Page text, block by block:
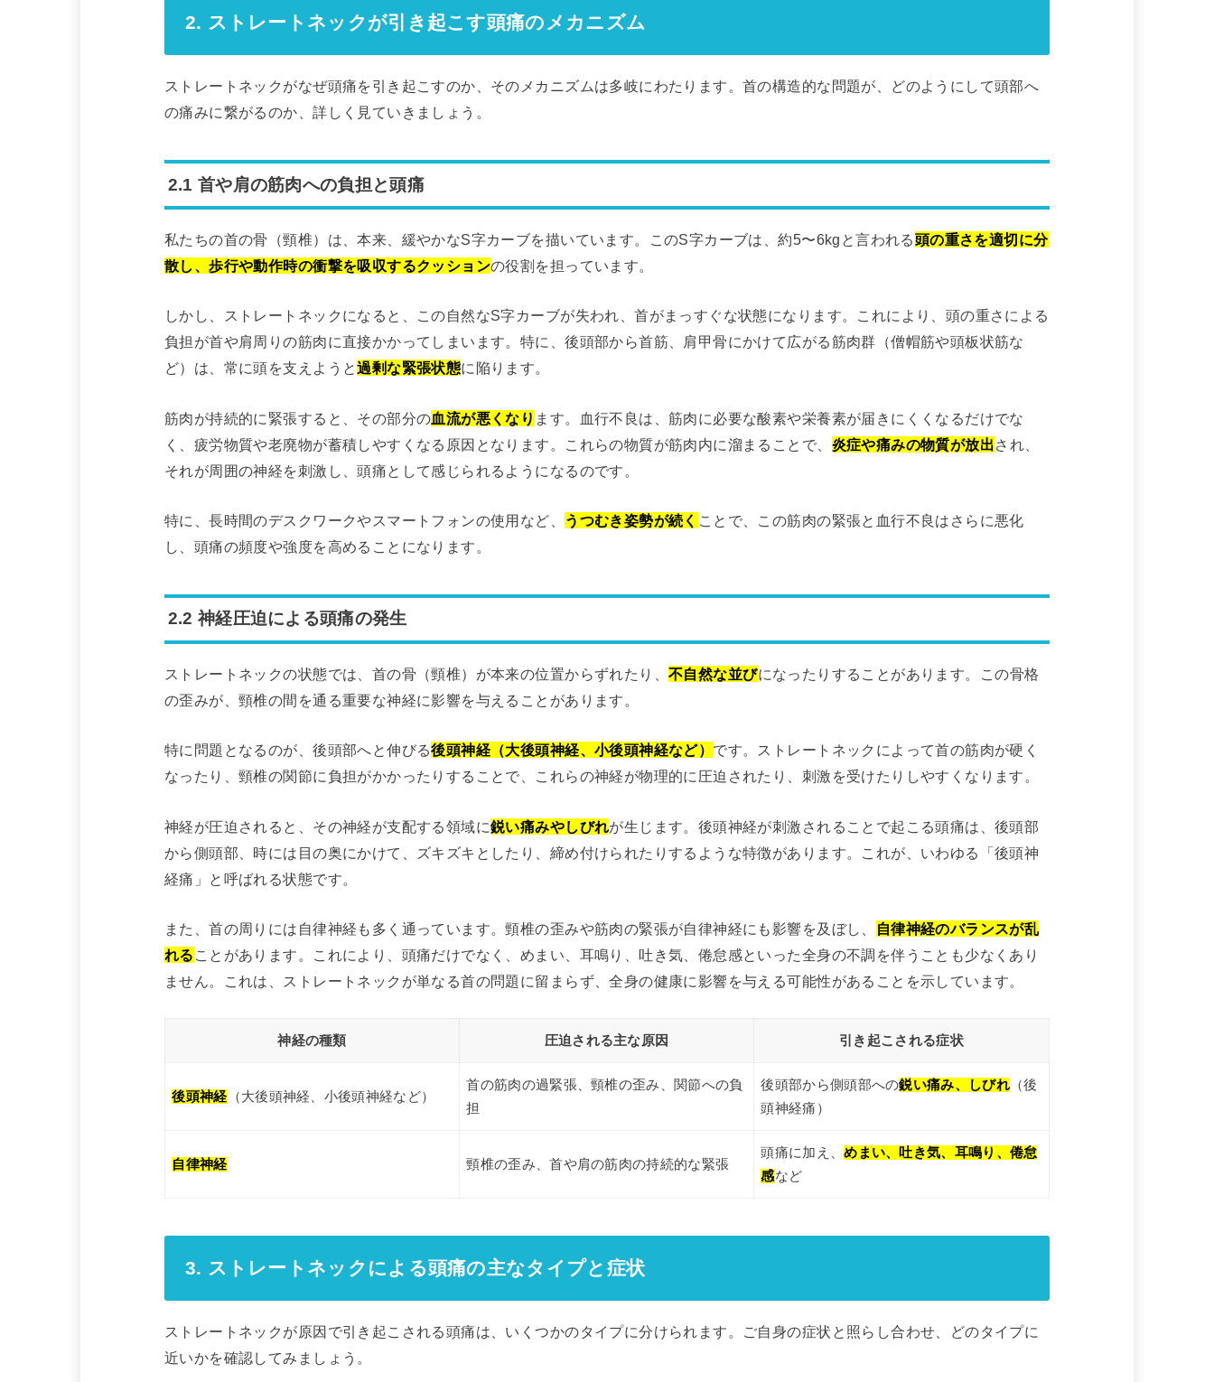
2. ストレートネックが引き起こす頭痛のメカニズム
ストレートネックがなぜ頭痛を引き起こすのか、そのメカニズムは多岐にわたります。首の構造的な問題が、どのようにして頭部へ
の痛みに繋がるのか、詳しく見ていきましょう。
2.1 首や肩の筋肉への負担と頭痛
私たちの首の骨（頸椎）は、本来、緩やかなS字カーブを描いています。このS字カーブは、約5〜6kgと言われる頭の重さを適切に分
散し、歩行や動作時の衝撃を吸収するクッションの役割を担っています。
しかし、ストレートネックになると、この自然なS字カーブが失われ、首がまっすぐな状態になります。これにより、頭の重さによる
負担が首や肩周りの筋肉に直接かかってしまいます。特に、後頭部から首筋、肩甲骨にかけて広がる筋肉群（僧帽筋や頭板状筋な
ど）は、常に頭を支えようと過剰な緊張状態に陥ります。
筋肉が持続的に緊張すると、その部分の血流が悪くなり ます。血行不良は、筋肉に必要な酸素や栄養素が届きにくくなるだけでな
く、疲労物質や老廃物が蓄積しやすくなる原因となります。これらの物質が筋肉内に溜まることで、 炎症や痛みの物質が放出され、
それが周囲の神経を刺激し、頭痛として感じられるようになるのです。
特に、長時間のデスクワークやスマートフォンの使用など、 うつむき姿勢が続く ことで、この筋肉の緊張と血行不良はさらに悪化
し、頭痛の頻度や強度を高めることになります。
2.2 神経圧迫による頭痛の発生
ストレートネックの状態では、首の骨（頸椎）が本来の位置からずれたり、不自然な並びになったりすることがあります。この骨格
の歪みが、頸椎の間を通る重要な神経に影響を与えることがあります。
特に問題となるのが、後頭部へと伸びる後頭神経（大後頭神経、小後頭神経など） です。ストレートネックによって首の筋肉が硬く
なったり、頸椎の関節に負担がかかったりすることで、これらの神経が物理的に圧迫されたり、刺激を受けたりしやすくなります。
神経が圧迫されると、その神経が支配する領域に鋭い痛みやしびれが生じます。後頭神経が刺激されることで起こる頭痛は、後頭部
から側頭部、時には目の奥にかけて、ズキズキとしたり、締め付けられたりするような特徴があります。これが、いわゆる「後頭神
経痛」と呼ばれる状態です。
また、首の周りには自律神経も多く通っています。頸椎の歪みや筋肉の緊張が自律神経にも影響を及ぼし、
自律神経のバランスが乱
れる ことがあります。これにより、頭痛だけでなく、めまい、耳鳴り、吐き気、倦怠感といった全身の不調を伴うことも少なくあり
ません。これは、ストレートネックが単なる首の問題に留まらず、全身の健康に影響を与える可能性があることを示しています。
神経の種類 圧迫される主な原因 引き起こされる症状
後頭神経 （大後頭神経、小後頭神経など）
首の筋肉の過緊張、頸椎の歪み、関節への負
担
後頭部から側頭部への鋭い痛み、しびれ（後
頭神経痛）
自律神経 頸椎の歪み、首や肩の筋肉の持続的な緊張
頭痛に加え、めまい、吐き気、耳鳴り、倦怠
感など
3. ストレートネックによる頭痛の主なタイプと症状
ストレートネックが原因で引き起こされる頭痛は、いくつかのタイプに分けられます。ご自身の症状と照らし合わせ、どのタイプに
近いかを確認してみましょう。